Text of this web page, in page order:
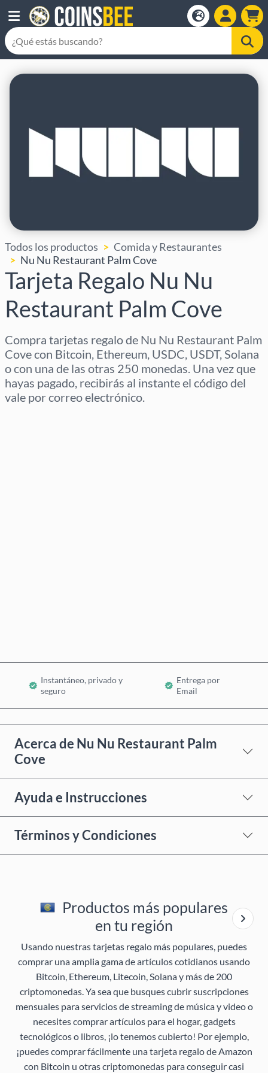
Todos los productos
Comida y Restaurantes
Nu Nu Restaurant Palm Cove
Tarjeta Regalo Nu Nu
Restaurant Palm Cove
Compra tarjetas regalo de Nu Nu Restaurant Palm
Cove con Bitcoin, Ethereum, USDC, USDT, Solana
o con una de las otras 250 monedas. Una vez que
hayas pagado, recibirás al instante el código del
vale por correo electrónico.
Instantáneo, privado y
seguro
Entrega por
Email
Acerca de Nu Nu Restaurant Palm
Cove
Ayuda e Instrucciones
Términos y Condiciones
Productos más populares
en tu región
Usando nuestras tarjetas regalo más populares, puedes
comprar una amplia gama de artículos cotidianos usando
Bitcoin, Ethereum, Litecoin, Solana y más de 200
criptomonedas. Ya sea que busques cubrir suscripciones
mensuales para servicios de streaming de música y video o
necesites comprar artículos para el hogar, gadgets
tecnológicos o libros, ¡lo tenemos cubierto! Por ejemplo,
¡puedes comprar fácilmente una tarjeta regalo de Amazon
con Bitcoin u otras criptomonedas para conseguir casi